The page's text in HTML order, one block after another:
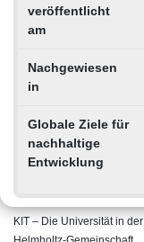
veröffentlicht
am
Nachgewiesen
in
Globale Ziele für
nachhaltige
Entwicklung
KIT – Die Universität in der